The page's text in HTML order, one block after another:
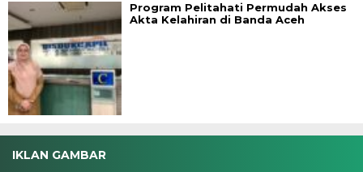
Program Pelitahati Permudah Akses
Akta Kelahiran di Banda Aceh
IKLAN GAMBAR